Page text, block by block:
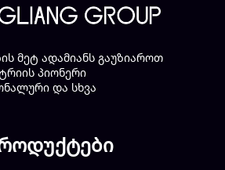
მეტ ადამიანს გაუზიაროთ
პიონერი
და სხვა